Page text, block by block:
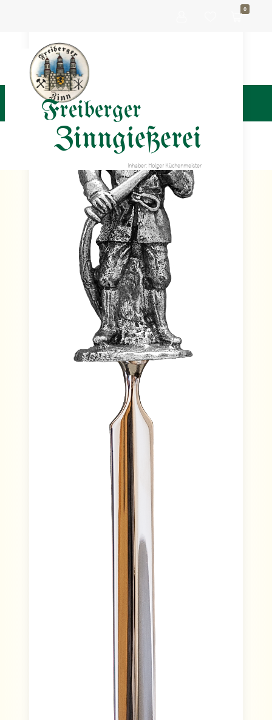
Freiberger
Zinngießerei
Inhaber: Holger Küchenmeister
0